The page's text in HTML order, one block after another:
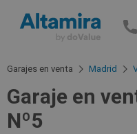
Garajes en venta Madrid
Garaje en
Nº5